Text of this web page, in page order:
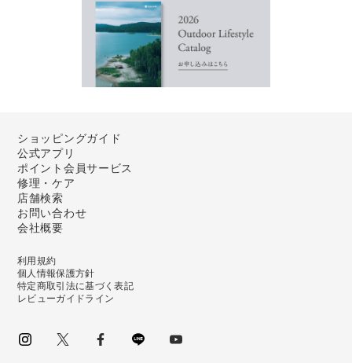
ショッピングガイド
公式アプリ
ポイント会員サービス
修理・ケア
店舗検索
お問い合わせ
会社概要
利用規約
個人情報保護方針
特定商取引法に基づく表記
レビューガイドライン